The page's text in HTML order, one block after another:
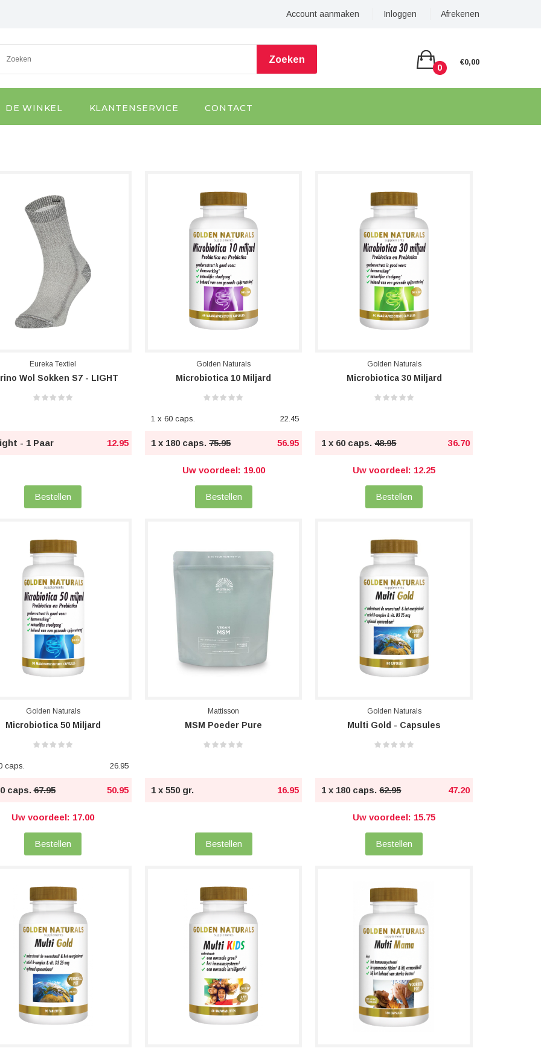
Account aanmaken Inloggen Afrekenen
Zoeken
0
€0,00
DE WINKEL KLANTENSERVICE CONTACT
Eureka Textiel
Wol Sokken S7 - LIGHT
- 1 Paar 12.95
Bestellen
Golden Naturals
Microbiotica 10 Miljard
1 x 60 caps. 22.45
1 x 180 caps. 75.95 56.95
Uw voordeel: 19.00
Bestellen
Golden Naturals
Microbiotica 30 Miljard
1 x 60 caps.48.95 36.70
Uw voordeel: 12.25
Bestellen
Golden Naturals
Microbiotica 50 Miljard
caps. 26.95
caps.67.95 50.95
Uw voordeel: 17.00
Bestellen
Mattisson
MSM Poeder Pure
1 x 550 gr. 16.95
Bestellen
Golden Naturals
Multi Gold - Capsules
1 x 180 caps.62.95 47.20
Uw voordeel: 15.75
Bestellen